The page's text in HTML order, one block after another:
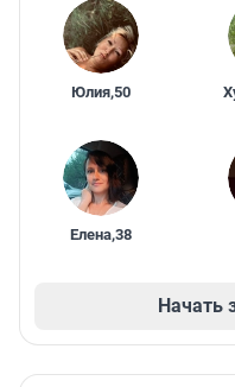
Юлия,50
Елена,38
Начать